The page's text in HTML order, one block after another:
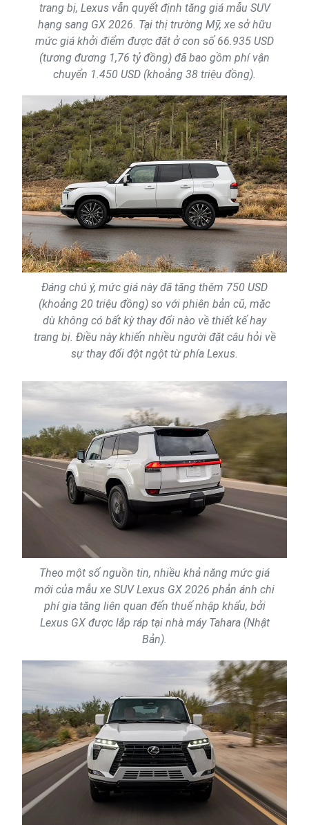
trang bị, Lexus vẫn quyết định tăng giá mẫu SUV
hạng sang GX 2026. Tại thị trường Mỹ, xe sở hữu
mức giá khởi điểm được đặt ở con số 66.935 USD
(tương đương 1,76 tỷ đồng) đã bao gồm phí vận
chuyển 1.450 USD (khoảng 38 triệu đồng).
Đáng chú ý, mức giá này đã tăng thêm 750 USD
(khoảng 20 triệu đồng) so với phiên bản cũ, mặc
dù không có bất kỳ thay đổi nào về thiết kế hay
trang bị. Điều này khiến nhiều người đặt câu hỏi về
sự thay đổi đột ngột từ phía Lexus.
Theo một số nguồn tin, nhiều khả năng mức giá
mới của mẫu xe SUV Lexus GX 2026 phản ánh chi
phí gia tăng liên quan đến thuế nhập khẩu, bởi
Lexus GX được lắp ráp tại nhà máy Tahara (Nhật
Bản).